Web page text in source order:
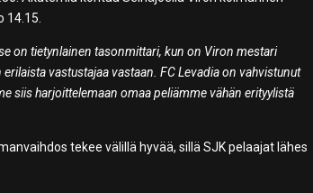
14.15.
on tietynlainen tasonmittari, kun on Viron mestari
vastustajaa vastaan. FC Levadia on vahvistunut
siis harjoittelemaan omaa peliämme vähän erityylistä
tekee välillä hyvää, sillä SJK pelaajat lähes